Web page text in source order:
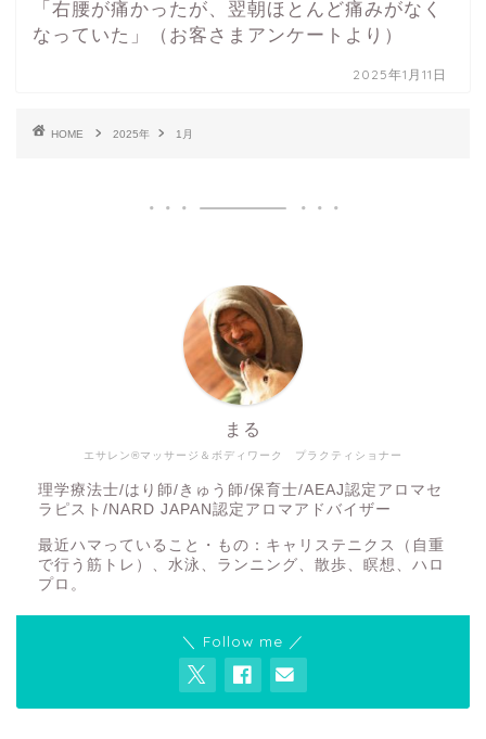
「右腰が痛かったが、翌朝ほとんど痛みがなく
なっていた」（お客さまアンケートより）
2025年1月11日
HOME 2025年 1月
エサレン®マッサージ＆ボディワーク プラクティショナー
まる
理学療法士/はり師/きゅう師/保育士/AEAJ認定アロマセ
ラピスト/NARD JAPAN認定アロマアドバイザー
最近ハマっていること・もの：キャリステニクス（自重
で行う筋トレ）、水泳、ランニング、散歩、瞑想、ハロ
プロ。
＼ Follow me ／